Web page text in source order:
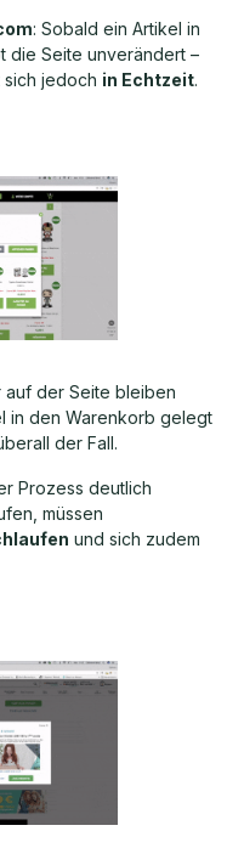
: Sobald ein Artikel in
die Seite unverändert –
jedoch in Echtzeit.
auf der Seite bleiben
in den Warenkorb gelegt
der Fall.
Prozess deutlich
müssen
und sich zudem